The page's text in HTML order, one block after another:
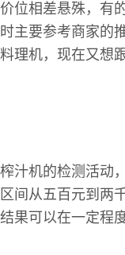
位相差悬殊，有
主要参考商家的
理机，现在又想
汁机的检测活动
间从五百元到两
果可以在一定程